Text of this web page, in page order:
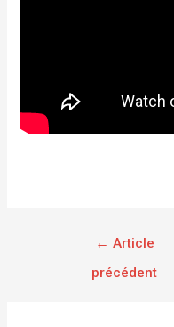
← Article
précédent